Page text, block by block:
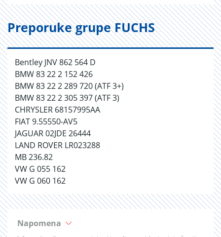
Preporuke grupe FUCHS
Bentley JNV 862 564 D
BMW 83 22 2 152 426
BMW 83 22 2 289 720 (ATF 3+)
BMW 83 22 2 305 397 (ATF 3)
CHRYSLER 68157995AA
FIAT 9.55550-AV5
JAGUAR 02JDE 26444
LAND ROVER LR023288
MB 236.82
VW G 055 162
VW G 060 162
Napomena